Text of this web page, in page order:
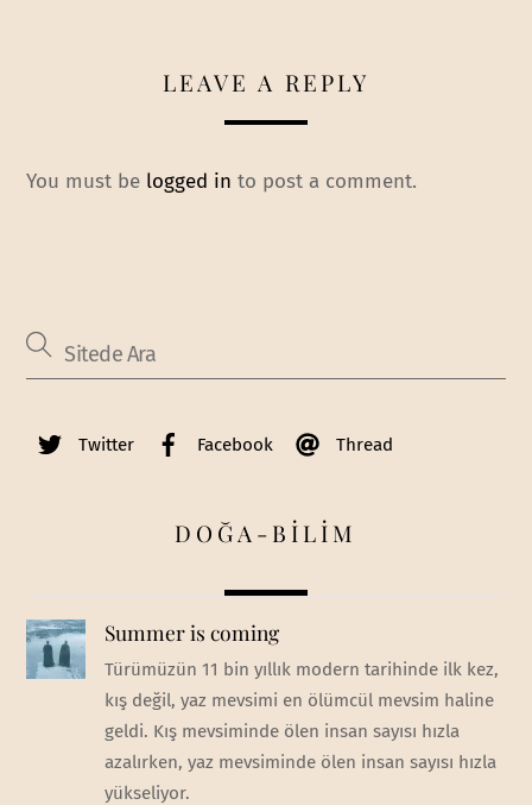
LEAVE A REPLY
You must be logged in to post a comment.
Twitter Facebook Thread
DOĞA-BİLİM
Summer is coming
Türümüzün 11 bin yıllık modern tarihinde ilk kez,
kış değil, yaz mevsimi en ölümcül mevsim haline
geldi. Kış mevsiminde ölen insan sayısı hızla
azalırken, yaz mevsiminde ölen insan sayısı hızla
yükseliyor.